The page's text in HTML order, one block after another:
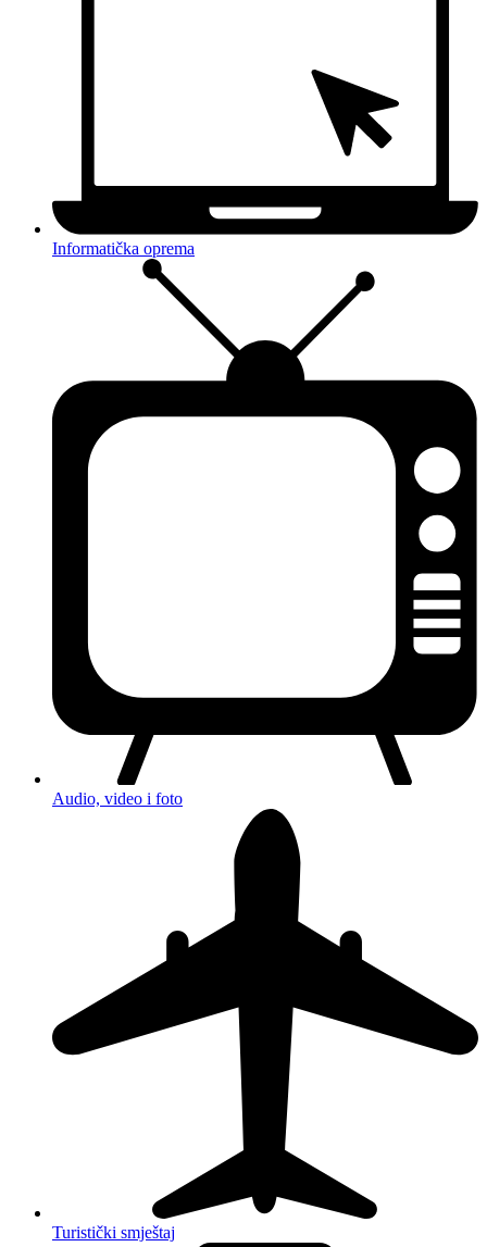
Informatička oprema
Audio, video i foto
Turistički smještaj